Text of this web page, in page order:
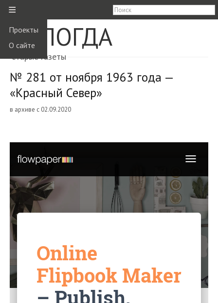
≡
Проекты
О сайте
ВОЛОГДА
старые газеты
№ 281 от ноября 1963 года —
«Красный Север»
в архиве с 02.09.2020